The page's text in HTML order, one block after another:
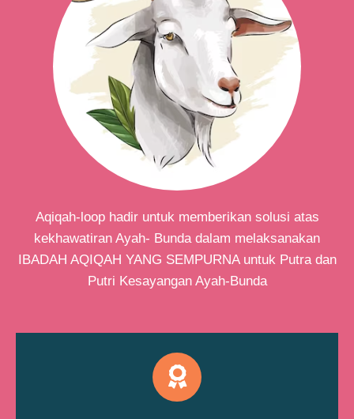
Aqiqah-loop hadir untuk memberikan solusi atas
kekhawatiran Ayah- Bunda dalam melaksanakan
IBADAH AQIQAH YANG SEMPURNA untuk Putra dan
Putri Kesayangan Ayah-Bunda